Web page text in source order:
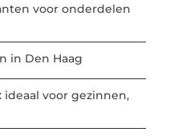
voor onderdelen
in Den Haag
voor gezinnen,